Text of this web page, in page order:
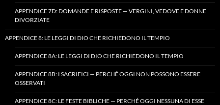
APPENDICE 7D: DOMANDE E RISPOSTE — VERGINI, VEDOVE E DONNE
DIVORZIATE
APPENDICE 8: LE LEGGI DI DIO CHE RICHIEDONO IL TEMPIO
APPENDICE 8A: LE LEGGI DI DIO CHE RICHIEDONO IL TEMPIO
APPENDICE 8B: I SACRIFICI — PERCHÉ OGGI NON POSSONO ESSERE
OSSERVATI
APPENDICE 8C: LE FESTE BIBLICHE — PERCHÉ OGGI NESSUNA DI ESSE